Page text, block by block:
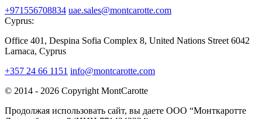
+971556708834 uae.sales@montcarotte.com
Cyprus:
Office 401, Despina Sofia Complex 8, United Nations Street 6042
Larnaca, Cyprus
+357 24 66 1151 info@montcarotte.com
© 2014 - 2026 Copyright MontCarotte
Продолжая использовать сайт, вы даете ООО “Монткаротте